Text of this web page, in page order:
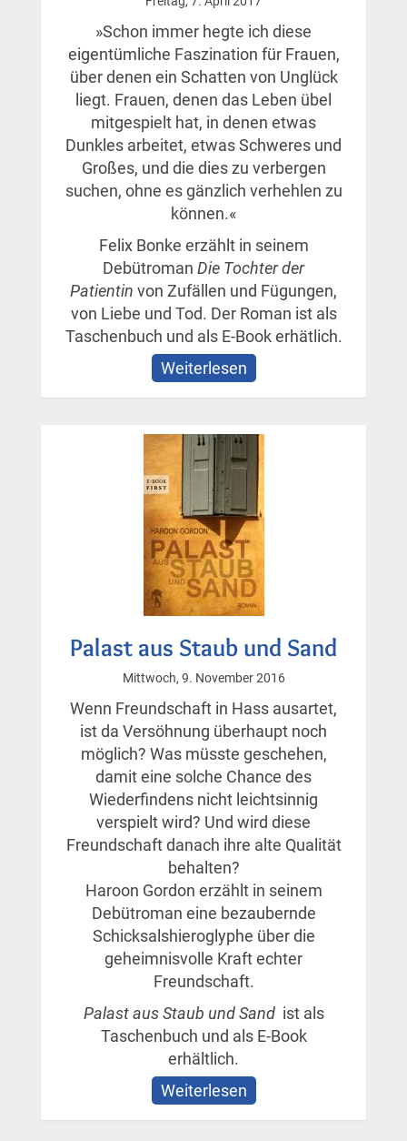
»Schon immer hegte ich diese
eigentümliche Faszination für Frauen,
über denen ein Schatten von Unglück
liegt. Frauen, denen das Leben übel
mitgespielt hat, in denen etwas
Dunkles arbeitet, etwas Schweres und
Großes, und die dies zu verbergen
suchen, ohne es gänzlich verhehlen zu
können.«
Felix Bonke erzählt in seinem
Debütroman Die Tochter der
Patientin von Zufällen und Fügungen,
von Liebe und Tod. Der Roman ist als
Taschenbuch und als E-Book erhätlich.
Weiterlesen
der
Patientin
Palast aus Staub und Sand
Mittwoch, 9. November 2016
Wenn Freundschaft in Hass ausartet,
ist da Versöhnung überhaupt noch
möglich? Was müsste geschehen,
damit eine solche Chance des
Wiederfindens nicht leichtsinnig
verspielt wird? Und wird diese
Freundschaft danach ihre alte Qualität
behalten?
Haroon Gordon erzählt in seinem
Debütroman eine bezaubernde
Schicksalshieroglyphe über die
geheimnisvolle Kraft echter
Freundschaft.
Palast aus Staub und Sand ist als
Taschenbuch und als E-Book
erhältlich.
Weiterlesen